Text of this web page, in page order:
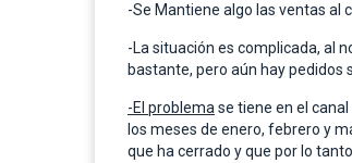
-Se Mantiene algo las ventas al
-La situación es complicada, al
bastante, pero aún hay pedidos
-El problema se tiene en el
los meses de enero, febrero y
que ha cerrado y que por lo